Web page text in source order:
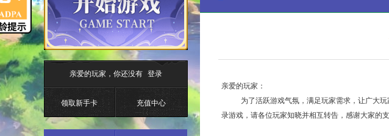
亲爱的玩家，你还没有 登录
领取新手卡 充值中心
亲爱的玩家：
为了活跃游戏气氛，满足玩家需求，让广大
录游戏，请各位玩家知晓并相互转告，感谢大家的